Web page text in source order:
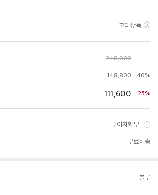
코디상품
248,000
148,800 40%
111,600 25%
무이자할부
무료배송
블루